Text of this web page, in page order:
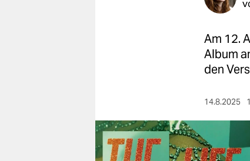
veranstaltungen
shop
Am 12.
Album
den
14.8.2025